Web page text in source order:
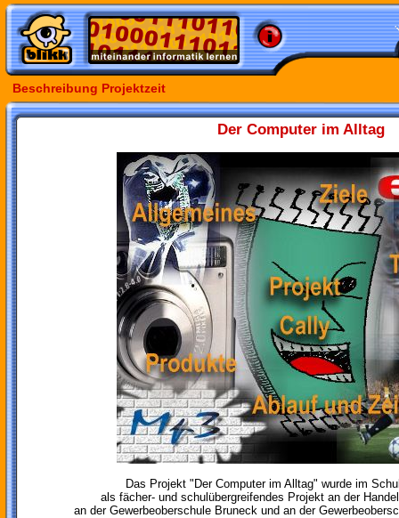
Beschreibung Projektzeit
Der Computer im Alltag
Das Projekt "Der Computer im Alltag" wurde im
als fächer- und schulübergreifendes Projekt an der
an der Gewerbeoberschule Bruneck und an der